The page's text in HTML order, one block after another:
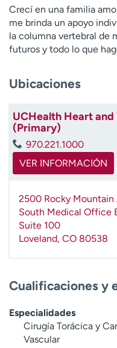
a
m
e
a
c
n
a
Crecí en una familia
me brinda un apoyo
la columna vertebral de
futuros y todo lo que
Ubicaciones
UCHealth Heart
(Primary)
970.221.1000
VER INFORMACIÓN
2500 Rocky Mountain
South Medical Office
Suite 100
Loveland, CO 80538
Cualificaciones y
Especialidades
Cirugía Torácica y
Vascular